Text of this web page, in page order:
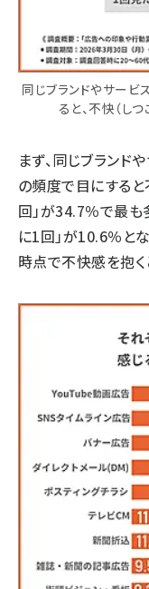
同じブランドやサービ
ると、不快（し
まず、同じブランド
の頻度で目にすると
回」が34.7％で最も
に1回」が10.6％と
時点で不快感を抱く